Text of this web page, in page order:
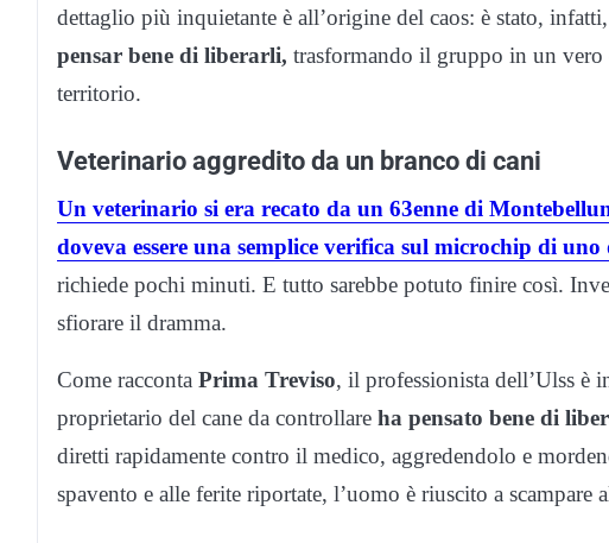
dettaglio più inquietante è all’origine del caos: è stato,
pensar bene di liberarli, trasformando il gruppo in un vero
territorio.
Veterinario aggredito da un branco di cani
Un veterinario si era recato da un 63enne di
doveva essere una semplice verifica sul microchip di uno
richiede pochi minuti. E tutto sarebbe potuto finire così.
sfiorare il dramma.
Come racconta Prima Treviso, il professionista dell’Ulss è
proprietario del cane da controllare ha pensato bene di
diretti rapidamente contro il medico, aggredendolo e
spavento e alle ferite riportate, l’uomo è riuscito a scampare